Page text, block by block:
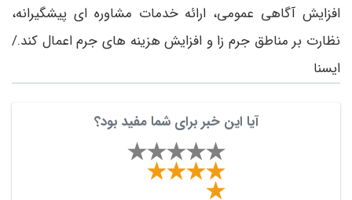
افزایش آگاهی عمومی، ارائه خدمات مشاوره ای پیشگیرانه،
نظارت بر مناطق جرم زا و افزایش هزینه های جرم اعمال کند./
ایسنا
آیا این خبر برای شما مفید بود؟